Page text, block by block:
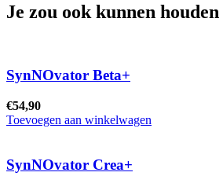
Je zou ook kunnen
SynNOvator Beta+
€54,90
Toevoegen aan winkelwagen
SynNOvator Crea+